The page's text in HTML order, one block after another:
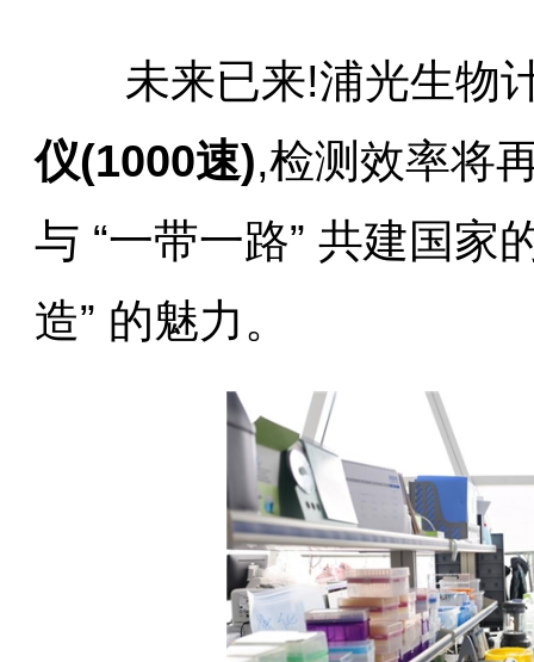
未来已来!浦光生物
仪(1000速),检测效率将
与 “一带一路” 共建国家
造” 的魅力。